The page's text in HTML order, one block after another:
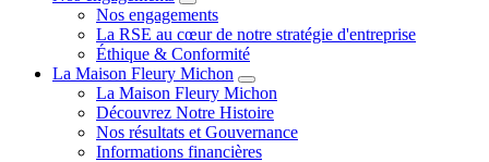
Nos engagements
La RSE au cœur de notre stratégie d'entreprise
Éthique & Conformité
La Maison Fleury Michon
La Maison Fleury Michon
Découvrez Notre Histoire
Nos résultats et Gouvernance
Informations financières